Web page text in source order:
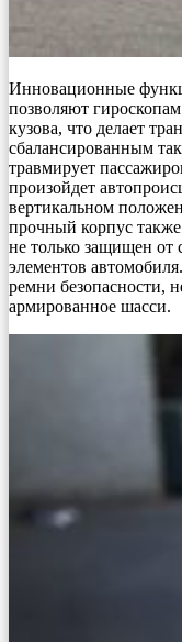
Инновационные
позволяют
кузова, что делает
сбалансированным
травмирует
произойдет
вертикальном
прочный корпус также
не только защищен от
элементов
ремни безопасности,
армированное шасси.